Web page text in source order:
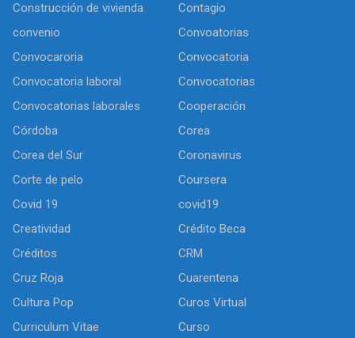
Construcción de vivienda
Contagio
convenio
Convoatorias
Convocaroria
Convocatoria
Convocatoria laboral
Convocatorias
Convocatorias laborales
Cooperación
Córdoba
Corea
Corea del Sur
Coronavirus
Corte de pelo
Coursera
Covid 19
covid19
Creatividad
Crédito Beca
Créditos
CRM
Cruz Roja
Cuarentena
Cultura Pop
Curos Virtual
Curriculum Vitae
Curso